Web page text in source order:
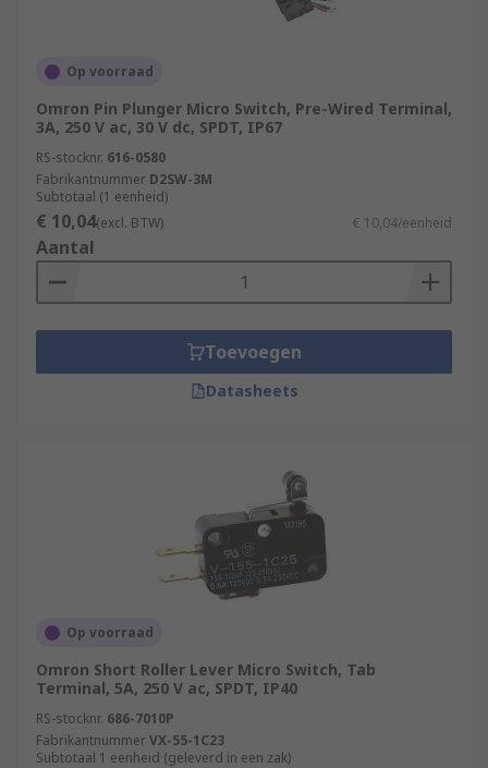
Op voorraad
Omron Pin Plunger Micro Switch, Pre-Wired Terminal,
3A, 250 V ac, 30 V dc, SPDT, IP67
RS-stocknr. 616-0580
Fabrikantnummer D2SW-3M
Subtotaal (1 eenheid)
€ 10,04(excl. BTW) € 10,04/eenheid
Aantal
Toevoegen
Datasheets
Op voorraad
Omron Short Roller Lever Micro Switch, Tab
Terminal, 5A, 250 V ac, SPDT, IP40
RS-stocknr. 686-7010P
FabrikantnummerVX-55-1C23
Subtotaal 1 eenheid (geleverd in een zak)